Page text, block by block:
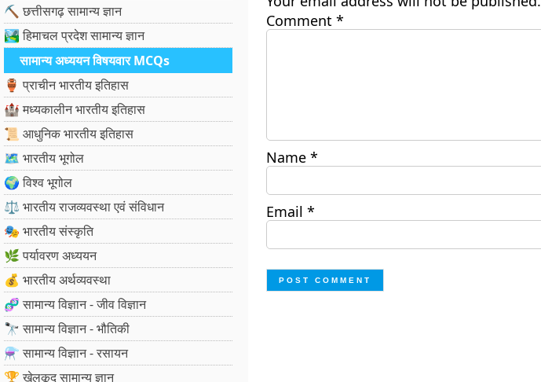
⛏️ छत्तीसगढ़ सामान्य ज्ञान
🏞️ हिमाचल प्रदेश सामान्य ज्ञान
सामान्य अध्ययन विषयवार MCQs
🏺 प्राचीन भारतीय इतिहास
🏰 मध्यकालीन भारतीय इतिहास
📜 आधुनिक भारतीय इतिहास
🗺️ भारतीय भूगोल
🌍 विश्व भूगोल
⚖️ भारतीय राजव्यवस्था एवं संविधान
🎭 भारतीय संस्कृति
🌿 पर्यावरण अध्ययन
💰 भारतीय अर्थव्यवस्था
🧬 सामान्य विज्ञान - जीव विज्ञान
🔭 सामान्य विज्ञान - भौतिकी
⚗️ सामान्य विज्ञान - रसायन
🏆 खेलकूद सामान्य ज्ञान
Comment *
Name *
Email *